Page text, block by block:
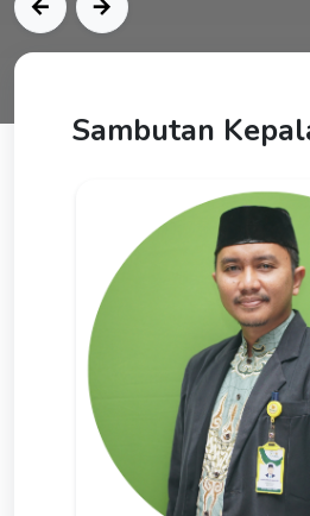
Sambutan